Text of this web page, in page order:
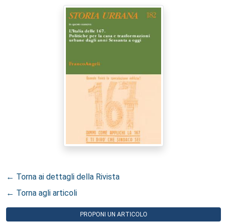
← Torna ai dettagli della Rivista
← Torna agli articoli
PROPONI UN ARTICOLO